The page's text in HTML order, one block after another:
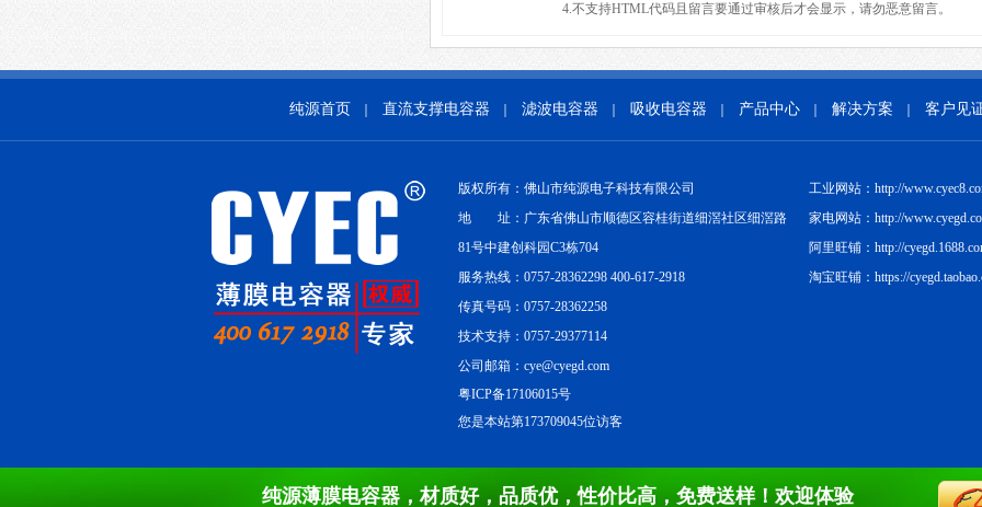
4.不支持HTML代码且留言要通过审核后才会显示，请勿恶意留言。
纯源首页 直流支撑电容器 滤波电容器 吸收电容器 产品中心 解决方案 客户见
版权所有：佛山市纯源电子科技有限公司
地 址：广东省佛山市顺德区容桂街道细滘社区细滘路
81号中建创科园C3栋704
服务热线：0757-28362298 400-617-2918
传真号码：0757-28362258
技术支持：0757-29377114
公司邮箱：cye@cyegd.com
粤ICP备17106015号
您是本站第173709045位访客
工业网站：http://
家电网站：http://
阿里旺铺：http://
淘宝旺铺：https://
纯源薄膜电容器，材质好，品质优，性价比高，免费送样！欢迎体验